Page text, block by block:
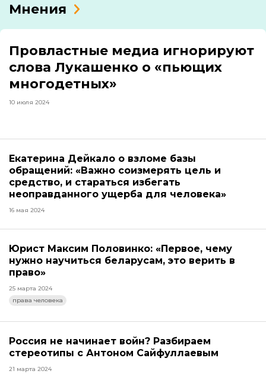
Мнения
Провластные медиа игнорируют
слова Лукашенко о «пьющих
многодетных»
10 июля 2024
Екатерина Дейкало о взломе базы
обращений: «Важно соизмерять цель и
средство, и стараться избегать
неоправданного ущерба для человека»
16 мая 2024
Юрист Максим Половинко: «Первое, чему
нужно научиться беларусам, это верить в
право»
25 марта 2024
права человека
Россия не начинает войн? Разбираем
стереотипы с Антоном Сайфуллаевым
21 марта 2024